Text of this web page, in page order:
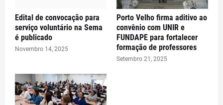
Edital de convocação para
serviço voluntário na Sema
é publicado
Novembro 14, 2025
Porto Velho firma aditivo ao
convênio com UNIR e
FUNDAPE para fortalecer
formação de professores
Setembro 21, 2025